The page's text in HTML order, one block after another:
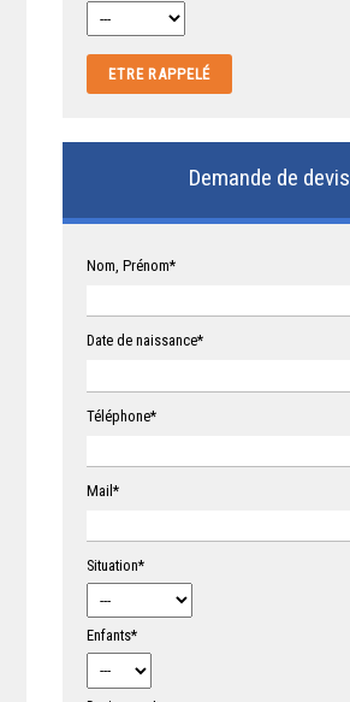
Demande de devis
Nom, Prénom*
Date de naissance*
Téléphone*
Mail*
Situation*
Enfants*